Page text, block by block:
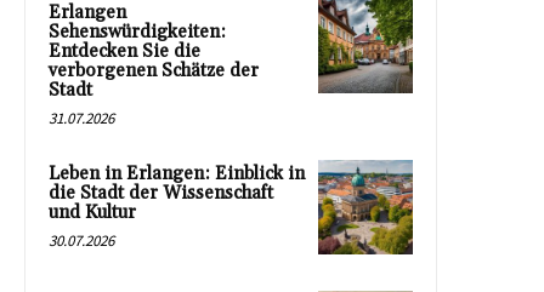
Erlangen
Sehenswürdigkeiten:
Entdecken Sie die
verborgenen Schätze der
Stadt
31.07.2026
Leben in Erlangen: Einblick in
die Stadt der Wissenschaft
und Kultur
30.07.2026